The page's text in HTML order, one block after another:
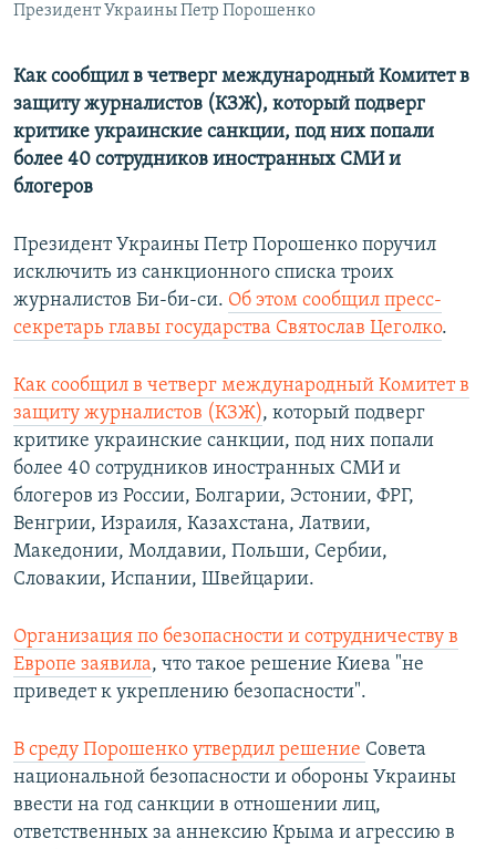
Все сайты РСЕ/РС
Президент Украины Петр Порошенко
Как сообщил в четверг международный Комитет в
защиту журналистов (КЗЖ), который подверг
критике украинские санкции, под них попали
более 40 сотрудников иностранных СМИ и
блогеров
Президент Украины Петр Порошенко поручил
исключить из санкционного списка троих
журналистов Би-би-си. Об этом сообщил пресс-
секретарь главы государства Святослав Цеголко.
Как сообщил в четверг международный Комитет в
защиту журналистов (КЗЖ), который подверг
критике украинские санкции, под них попали
более 40 сотрудников иностранных СМИ и
блогеров из России, Болгарии, Эстонии, ФРГ,
Венгрии, Израиля, Казахстана, Латвии,
Македонии, Молдавии, Польши, Сербии,
Словакии, Испании, Швейцарии.
Организация по безопасности и сотрудничеству в
Европе заявила, что такое решение Киева "не
приведет к укреплению безопасности".
В среду Порошенко утвердил решение Совета
национальной безопасности и обороны Украины
ввести на год санкции в отношении лиц,
ответственных за аннексию Крыма и агрессию в